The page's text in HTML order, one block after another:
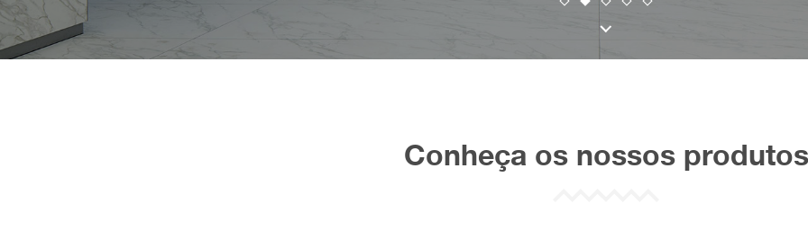
Conheça os nossos produtos